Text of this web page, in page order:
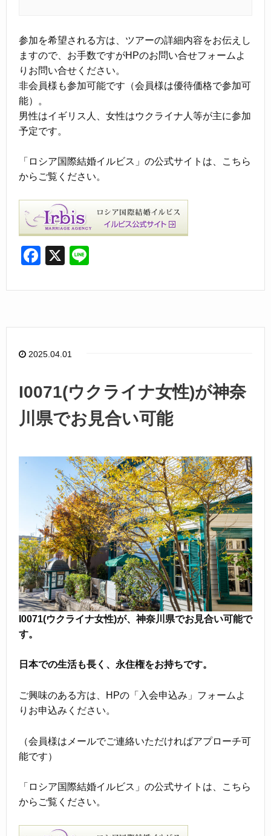
参加を希望される方は、ツアーの詳細内容をお伝えし
ますので、お手数ですがHPのお問い合せフォームよ
りお問い合せください。
非会員様も参加可能です（会員様は優待価格で参加可
能）。
男性はイギリス人、女性はウクライナ人等が主に参加
予定です。
「ロシア国際結婚イルビス」の公式サイトは、こちら
からご覧ください。
F
c
b
o
k
X
e
2025.04.01
I0071(ウクライナ女性)が神奈
川県でお見合い可能
I0071(ウクライナ女性)が、神奈川県でお見合い可能で
す。
日本での生活も長く、永住権をお持ちです。
ご興味のある方は、HPの「入会申込み」フォームよ
りお申込みください。
（会員様はメールでご連絡いただければアプローチ可
能です）
「ロシア国際結婚イルビス」の公式サイトは、こちら
からご覧ください。